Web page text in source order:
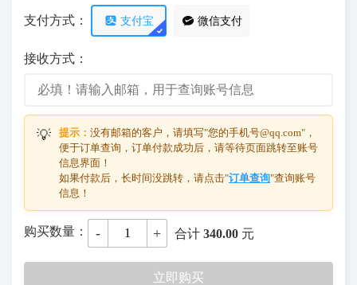
支付方式： 支付宝 微信支付
接收方式：
💡 提示： 没有邮箱的客户，请填写"您的手机号@qq.com"，
便于订单查询，订单付款成功后，请等待页面跳转至账号
信息界面！
如果付款后，长时间没跳转，请点击"订单查询"查询账号
信息！
购买数量： - + 合计 340.00 元
立即购买